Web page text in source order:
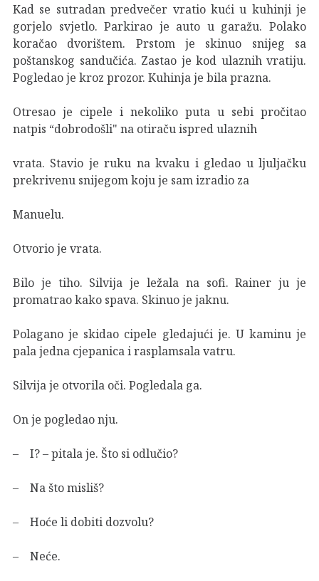
Kad se sutradan predvečer vratio kući u kuhinji je
gorjelo svjetlo. Parkirao je auto u garažu. Polako
koračao dvorištem. Prstom je skinuo snijeg sa
poštanskog sandučića. Zastao je kod ulaznih vratiju.
Pogledao je kroz prozor. Kuhinja je bila prazna.
Otresao je cipele i nekoliko puta u sebi pročitao
natpis “dobrodošli" na otiraču ispred ulaznih
vrata. Stavio je ruku na kvaku i gledao u ljuljačku
prekrivenu snijegom koju je sam izradio za
Manuelu.
Otvorio je vrata.
Bilo je tiho. Silvija je ležala na sofi. Rainer ju je
promatrao kako spava. Skinuo je jaknu.
Polagano je skidao cipele gledajući je. U kaminu je
pala jedna cjepanica i rasplamsala vatru.
Silvija je otvorila oči. Pogledala ga.
On je pogledao nju.
– I? – pitala je. Što si odlučio?
– Na što misliš?
– Hoće li dobiti dozvolu?
– Neće.